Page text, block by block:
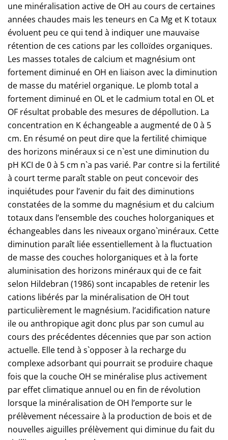
une minéralisation active de OH au cours de certaines
années chaudes mais les teneurs en Ca Mg et K totaux
évoluent peu ce qui tend à indiquer une mauvaise
rétention de ces cations par les colloïdes organiques.
Les masses totales de calcium et magnésium ont
fortement diminué en OH en liaison avec la diminution
de masse du matériel organique. Le plomb total a
fortement diminué en OL et le cadmium total en OL et
OF résultat probable des mesures de dépollution. La
concentration en K échangeable a augmenté de 0 à 5
cm. En résumé on peut dire que la fertilité chimique
des horizons minéraux si ce n`est une diminution du
pH KCI de 0 à 5 cm n`a pas varié. Par contre si la fertilité
à court terme paraît stable on peut concevoir des
inquiétudes pour l’avenir du fait des diminutions
constatées de la somme du magnésium et du calcium
totaux dans l’ensemble des couches holorganiques et
échangeables dans les niveaux organo`minéraux. Cette
diminution paraît liée essentiellement à la fluctuation
de masse des couches holorganiques et à la forte
aluminisation des horizons minéraux qui de ce fait
selon Hildebran (1986) sont incapables de retenir les
cations libérés par la minéralisation de OH tout
particulièrement le magnésium. l’acidification nature
ile ou anthropique agit donc plus par son cumul au
cours des précédentes décennies que par son action
actuelle. Elle tend à s`opposer à la recharge du
complexe adsorbant qui pourrait se produire chaque
fois que la couche OH se minéralise plus activement
par effet climatique annuel ou en fin de révolution
lorsque la minéralisation de OH l’emporte sur le
prélèvement nécessaire à la production de bois et de
nouvelles aiguilles prélèvement qui diminue du fait du